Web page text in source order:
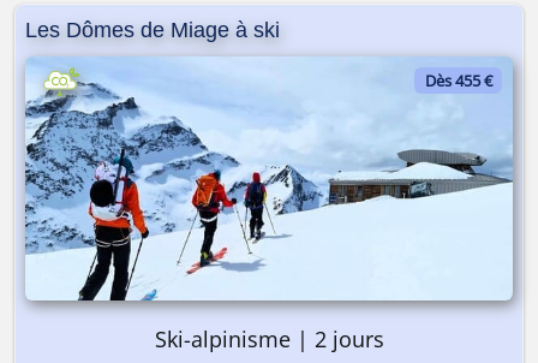
Les Dômes de Miage à ski
Dès 455 €
Ski-alpinisme | 2 jours